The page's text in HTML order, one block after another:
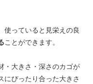
使っていると見栄えの良
ことができます。
・大きさ・深さのカゴが
にぴったり合った大きさ